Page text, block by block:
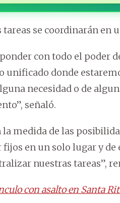
se coordinarán en
con todo el poder
unificado donde
necesidad o de
señaló.
la medida de las
fijos en un solo lugar y
nuestras tareas”,
con asalto en Santa